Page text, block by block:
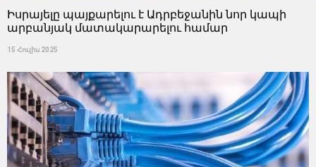
Իսրայելը պայքարելու է Ադրբեջանին նոր կապի
արբանյակ մատակարարելու համար
15 Հուլիս 2025